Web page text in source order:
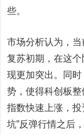
些。
市场分析认为，
复苏初期，在这
现更加突出。同
势，使得科创板
指数快速上涨，
坑”反弹行情之后